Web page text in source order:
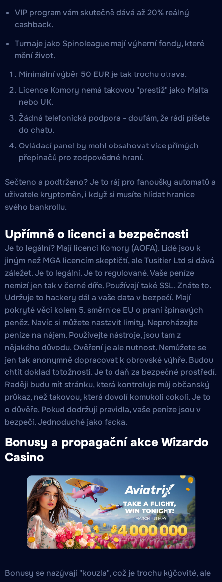
VIP program vám skutečně dává až 20% reálný
cashback.
Turnaje jako Spinoleague mají výherní fondy, které
mění život.
Minimální výběr 50 EUR je tak trochu otrava.
Licence Komory nemá takovou "prestiž" jako Malta
nebo UK.
Žádná telefonická podpora - doufám, že rádi píšete
do chatu.
Ovládací panel by mohl obsahovat více přímých
přepínačů pro zodpovědné hraní.
Sečteno a podtrženo? Je to ráj pro fanoušky automatů a
uživatele kryptoměn, i když si musíte hlídat hranice
svého bankrollu.
Upřímně o licenci a bezpečnosti
Je to legální? Mají licenci Komory (AOFA). Lidé jsou k
jiným než MGA licencím skeptičtí, ale Tusitier Ltd si dává
záležet. Je to legální. Je to regulované. Vaše peníze
nemizí jen tak v černé díře. Používají také SSL. Znáte to.
Udržuje to hackery dál a vaše data v bezpečí. Mají
pokryté věci kolem 5. směrnice EU o praní špinavých
peněz. Navíc si můžete nastavit limity. Neproházejte
peníze na nájem. Používejte nástroje, jsou tam z
nějakého důvodu. Ověření je ale nutnost. Nemůžete se
jen tak anonymně dopracovat k obrovské výhře. Budou
chtít doklad totožnosti. Je to daň za bezpečné prostředí.
Raději budu mít stránku, která kontroluje můj občanský
průkaz, než takovou, která dovolí komukoli cokoli. Je to
o důvěře. Pokud dodržují pravidla, vaše peníze jsou v
bezpečí. Jednoduché jako facka.
Bonusy a propagační akce Wizardo
Casino
Bonusy se nazývají "kouzla", což je trochu kýčovité, ale